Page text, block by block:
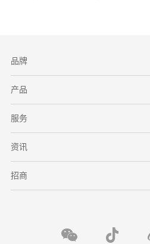
品牌
产品
服务
资讯
招商